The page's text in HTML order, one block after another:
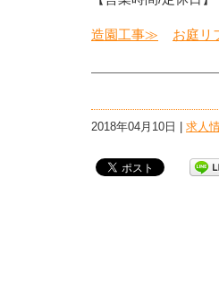
造園工事≫ お庭リ
2018年04月10日 | 求人